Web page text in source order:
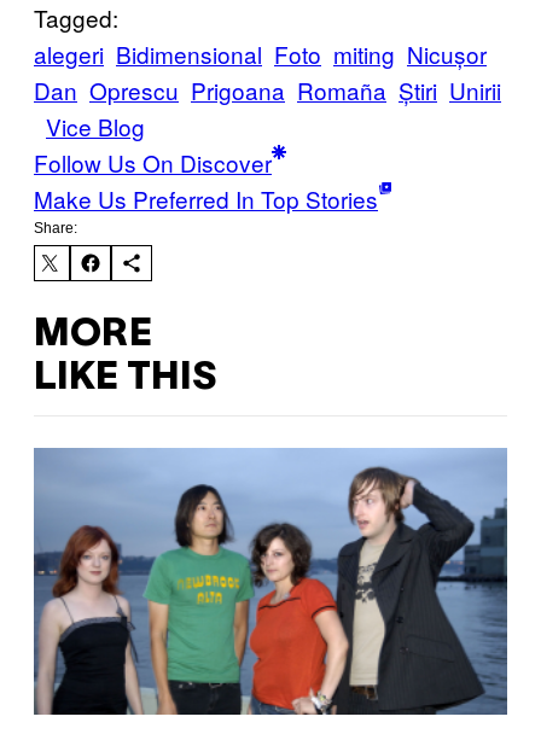
Tagged:
alegeri Bidimensional Foto miting Nicușor
Dan Oprescu Prigoana Romaña Știri Unirii
Vice Blog
Follow Us On Discover
Make Us Preferred In Top Stories
Share:
MORE
LIKE THIS